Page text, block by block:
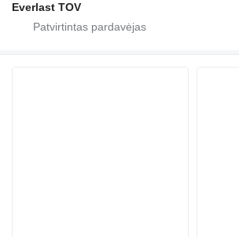
Everlast TOV